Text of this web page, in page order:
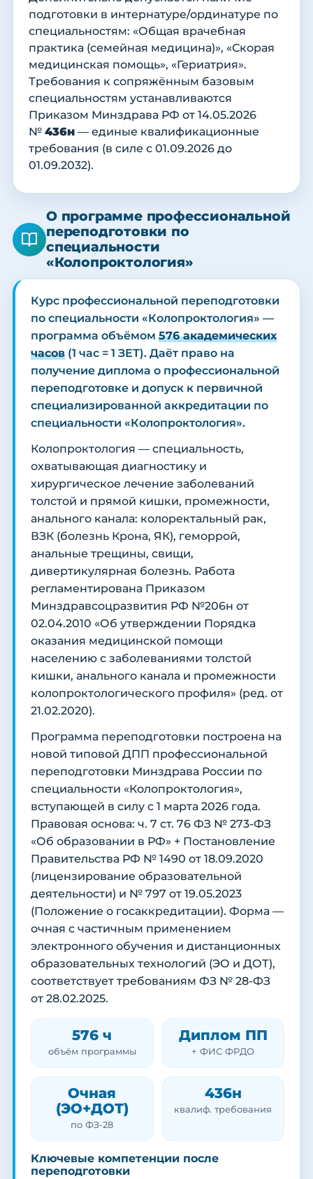
подготовки в интернатуре/ординатуре по
специальностям: «Общая врачебная
практика (семейная медицина)», «Скорая
медицинская помощь», «Гериатрия».
Требования к сопряжённым базовым
специальностям устанавливаются
Приказом Минздрава РФ от 14.05.2026
№ 436н — единые квалификационные
требования (в силе с 01.09.2026 до
01.09.2032).
О программе профессиональной
переподготовки по
специальности
«Колопроктология»
Курс профессиональной переподготовки
по специальности «Колопроктология» —
программа объёмом 576 академических
часов (1 час = 1 ЗЕТ). Даёт право на
получение диплома о профессиональной
переподготовке и допуск к первичной
специализированной аккредитации по
специальности «Колопроктология».
Колопроктология — специальность,
охватывающая диагностику и
хирургическое лечение заболеваний
толстой и прямой кишки, промежности,
анального канала: колоректальный рак,
ВЗК (болезнь Крона, ЯК), геморрой,
анальные трещины, свищи,
дивертикулярная болезнь. Работа
регламентирована Приказом
Минздравсоцразвития РФ №206н от
02.04.2010 «Об утверждении Порядка
оказания медицинской помощи
населению с заболеваниями толстой
кишки, анального канала и промежности
колопроктологического профиля» (ред. от
21.02.2020).
Программа переподготовки построена на
новой типовой ДПП профессиональной
переподготовки Минздрава России по
специальности «Колопроктология»,
вступающей в силу с 1 марта 2026 года.
Правовая основа: ч. 7 ст. 76 ФЗ № 273-ФЗ
«Об образовании в РФ» + Постановление
Правительства РФ № 1490 от 18.09.2020
(лицензирование образовательной
деятельности) и № 797 от 19.05.2023
(Положение о госаккредитации). Форма —
очная с частичным применением
электронного обучения и дистанционных
образовательных технологий (ЭО и ДОТ),
соответствует требованиям ФЗ № 28-ФЗ
от 28.02.2025.
576 ч
объём программы
Диплом ПП
+ ФИС ФРДО
Очная
(ЭО+ДОТ)
по ФЗ-28
436н
квалиф. требования
Ключевые компетенции после
переподготовки